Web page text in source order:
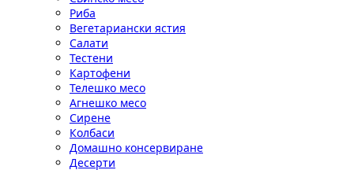
Риба
Вегетариански ястия
Салати
Тестени
Картофени
Телешко месо
Агнешко месо
Сирене
Колбаси
Домашно консервиране
Десерти